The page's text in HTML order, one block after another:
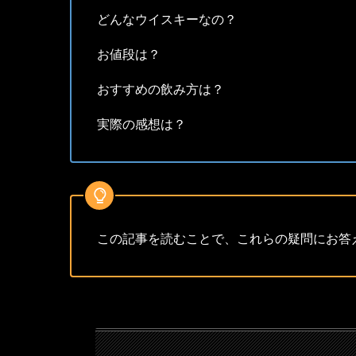
どんなウイスキーなの？
お値段は？
おすすめの飲み方は？
実際の感想は？
この記事を読むことで、これらの疑問にお答